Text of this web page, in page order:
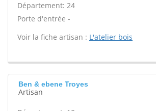
Département: 24
Porte d'entrée -
Voir la fiche artisan : L'atelier bois
Ben & ebene Troyes
Artisan